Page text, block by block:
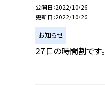
公開日 2022/10/26
更新日 2022/10/26
お知らせ
27日の時間割です。